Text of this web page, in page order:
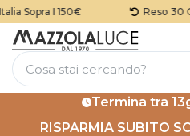
Sopra I 150€ Reso 30
Termina tra
RISPARMIA SUBITO